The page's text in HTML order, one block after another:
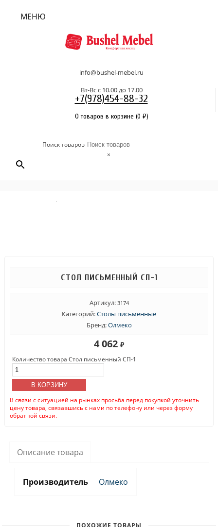
МЕНЮ
info@bushel-mebel.ru
Вт-Вс c 10.00 до 17.00
+7(978)454-88-32
0 товаров в корзине (0 ₽)
Поиск товаров
×
СТОЛ ПИСЬМЕННЫЙ СП-1
Артикул: 3174
Категорий:Столы письменные
Бренд:Олмеко
4 062 ₽
Количество товара Стол письменный СП-1
В КОРЗИНУ
В связи с ситуацией на рынках просьба перед покупкой уточнить
цену товара, связавшись с нами по телефону или через форму
обратной связи.
Описание товара
Производитель Олмеко
ПОХОЖИЕ ТОВАРЫ